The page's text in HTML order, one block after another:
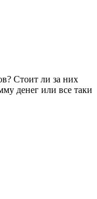
Стоит ли за них
денег или все таки